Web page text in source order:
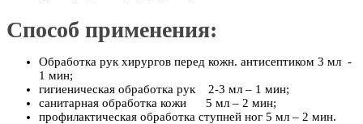
Способ применения:
Обработка рук хирургов перед кожн. антисептиком 3 мл -
1 мин;
гигиеническая обработка рук 2-3 мл – 1 мин;
санитарная обработка кожи 5 мл – 2 мин;
профилактическая обработка ступней ног 5 мл – 2 мин.